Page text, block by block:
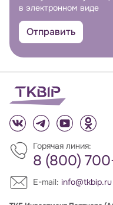
в электронном виде
Отправить
Горячая линия:
8 (800)
E-mail: info@tkbip.ru